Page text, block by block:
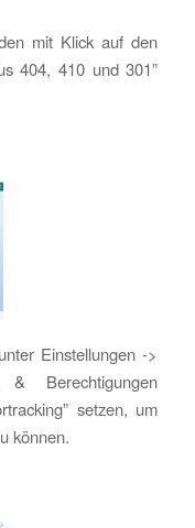
mit Klick auf den
404, 410 und 301”
Einstellungen ->
& Berechtigungen
setzen, um
können.